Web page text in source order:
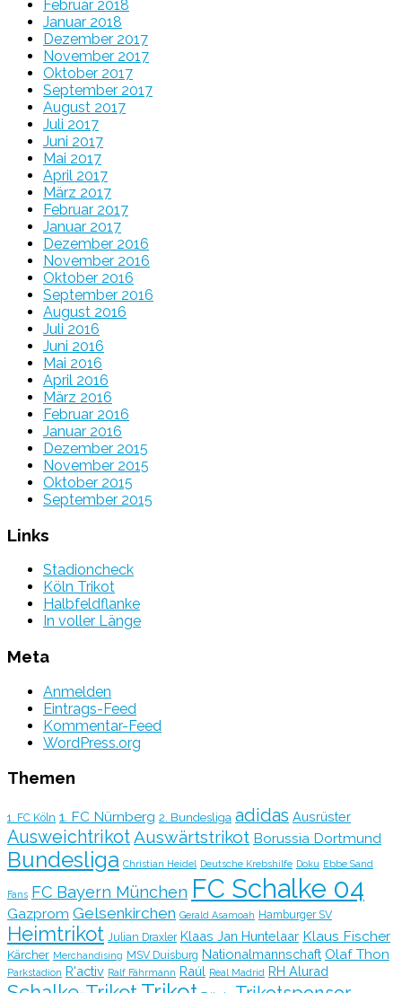
Februar 2018
Januar 2018
Dezember 2017
November 2017
Oktober 2017
September 2017
August 2017
Juli 2017
Juni 2017
Mai 2017
April 2017
März 2017
Februar 2017
Januar 2017
Dezember 2016
November 2016
Oktober 2016
September 2016
August 2016
Juli 2016
Juni 2016
Mai 2016
April 2016
März 2016
Februar 2016
Januar 2016
Dezember 2015
November 2015
Oktober 2015
September 2015
Links
Stadioncheck
Köln Trikot
Halbfeldflanke
In voller Länge
Meta
Anmelden
Eintrags-Feed
Kommentar-Feed
WordPress.org
Themen
1. FC Köln 1. FC Nürnberg 2. Bundesliga adidas Ausrüster
AusweichtrikotAuswärtstrikot Borussia Dortmund
Bundesliga Christian Heidel Deutsche Krebshilfe Doku Ebbe Sand
Fans FC Bayern München FC Schalke 04
Gazprom Gelsenkirchen Gerald Asamoah Hamburger SV
Heimtrikot Julian Draxler Klaas Jan Huntelaar Klaus Fischer
Kärcher Merchandising MSV Duisburg Nationalmannschaft Olaf Thon
Parkstadion R'activ Ralf Fährmann Raúl Real Madrid RH Alurad